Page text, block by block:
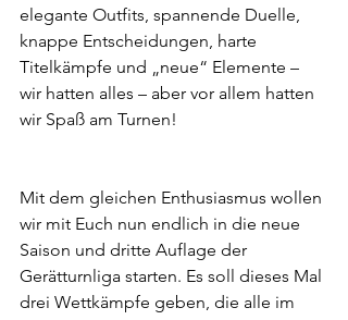
elegante Outfits, spannende Duelle,
knappe Entscheidungen, harte
Titelkämpfe und „neue“ Elemente –
wir hatten alles – aber vor allem hatten
wir Spaß am Turnen!
Mit dem gleichen Enthusiasmus wollen
wir mit Euch nun endlich in die neue
Saison und dritte Auflage der
Gerätturnliga starten. Es soll dieses Mal
drei Wettkämpfe geben, die alle im